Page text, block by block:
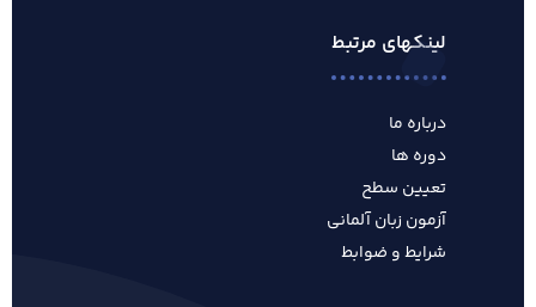
لینکهای مرتبط
درباره ما
دوره ها
تعیین سطح
آزمون زبان آلمانی
شرایط و ضوابط